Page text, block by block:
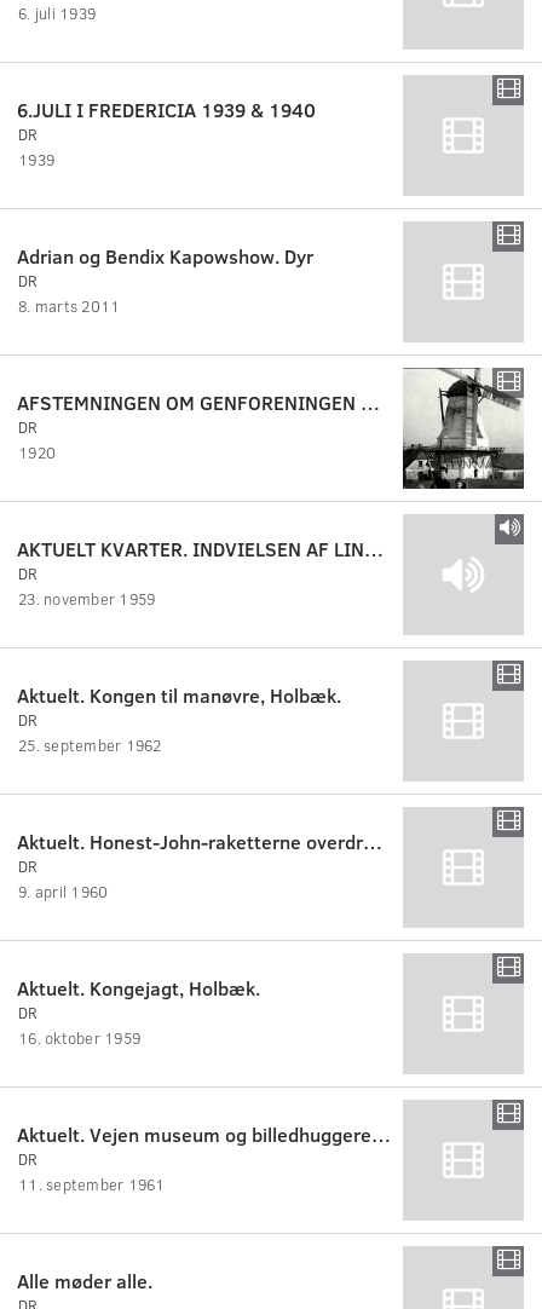
6. juli 1939
6.JULI I FREDERICIA 1939 & 1940
DR
1939
Adrian og Bendix Kapowshow. Dyr
DR
8. marts 2011
AFSTEMNINGEN OM GENFORENINGEN 1920
DR
1920
AKTUELT KVARTER. INDVIELSEN AF LINDØ-VÆRFTET.
DR
23. november 1959
Aktuelt. Kongen til manøvre, Holbæk.
DR
25. september 1962
Aktuelt. Honest-John-raketterne overdrages af Val Peterson.
DR
9. april 1960
Aktuelt. Kongejagt, Holbæk.
DR
16. oktober 1959
Aktuelt. Vejen museum og billedhuggeren Hansen-Jacobsen.
DR
11. september 1961
Alle møder alle.